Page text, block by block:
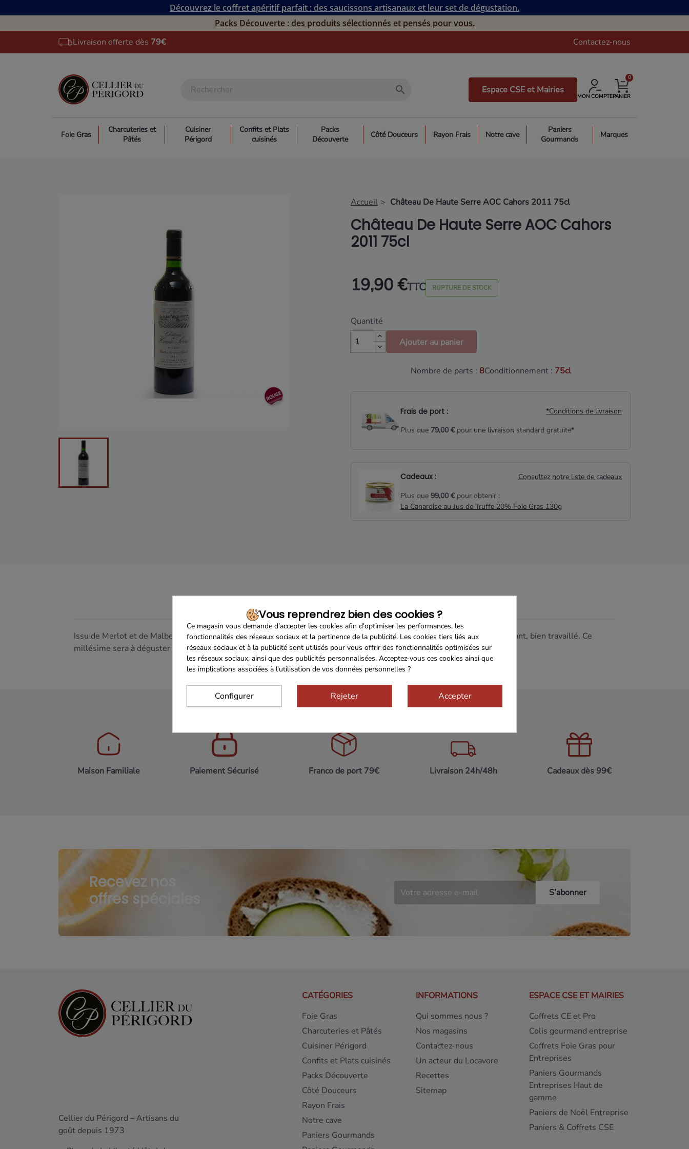
Découvrez le coffret apéritif parfait : des saucissons artisanaux et leur set de dégustation.
Packs Découverte : des produits sélectionnés et pensés pour vous.
Livraison offerte dès 79€ Contactez-nous
search Espace CSE et Mairies
MON COMPTEPANIER
0
Foie Gras
Charcuteries et
Pâtés
Cuisiner
Périgord
Confits et Plats
cuisinés
Packs
Découverte
Côté Douceurs Rayon Frais Notre cave
Paniers
Gourmands
Marques
Accueil Château De Haute Serre AOC Cahors 2011 75cl
Château De Haute Serre AOC Cahors
2011 75cl
19,90 €TTC RUPTURE DE STOCK
Quantité
Ajouter au panier
Nombre de parts : 8Conditionnement : 75cl
Frais de port :
*Conditions de livraison
Plus que 79,00 €pour une livraison standard gratuite*
Cadeaux :
Consultez notre liste de cadeaux
Plus que 99,00 €pour obtenir :
La Canardise au Jus de Truffe 20% Foie Gras 130g
Description Détails du produit Avis clients
Issu de Merlot et de Malbec, ce Château de Haute Serre n'a plus ses preuves à faire. Vous pourrez profiter d'un vin élégant, bien travaillé. Ce
millésime sera à déguster immédiatement, nul besoin d'attendre plus longtemps pour en profiter
Maison Familiale Paiement Sécurisé Franco de port 79€ Livraison 24h/48h Cadeaux dès 99€
Recevez nos
offres spéciales
Cellier du Périgord – Artisans du
goût depuis 1973
CATÉGORIES
Foie Gras
Charcuteries et Pâtés
Cuisiner Périgord
Confits et Plats cuisinés
Packs Découverte
Côté Douceurs
Rayon Frais
Notre cave
Paniers Gourmands
INFORMATIONS
Qui sommes nous ?
Nos magasins
Contactez-nous
Un acteur du Locavore
Recettes
Sitemap
ESPACE CSE ET MAIRIES
Coffrets CE et Pro
Colis gourmand entreprise
Coffrets Foie Gras pour
Entreprises
Paniers Gourmands
Entreprises Haut de
gamme
Paniers de Noël Entreprise
Paniers & Coffrets CSE
Vous reprendrez bien des cookies ?
Ce magasin vous demande d'accepter les cookies afin d'optimiser les performances, les
fonctionnalités des réseaux sociaux et la pertinence de la publicité. Les cookies tiers liés aux
réseaux sociaux et à la publicité sont utilisés pour vous offrir des fonctionnalités optimisées sur
les réseaux sociaux, ainsi que des publicités personnalisées. Acceptez-vous ces cookies ainsi que
les implications associées à l'utilisation de vos données personnelles ?
Configurer Rejeter Accepter